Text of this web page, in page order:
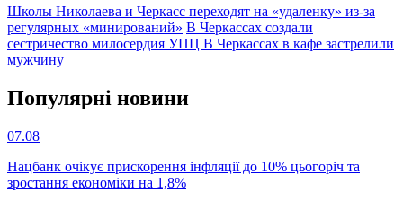
Школы Николаева и Черкасс переходят на «удаленку» из-за
регулярных «минирований» В Черкассах создали
сестричество милосердия УПЦ В Черкассах в кафе застрелили
мужчину
Популярнi новини
07.08
Нацбанк очікує прискорення інфляції до 10% цьогоріч та
зростання економіки на 1,8%